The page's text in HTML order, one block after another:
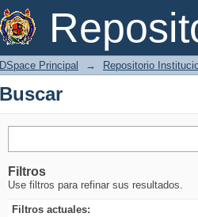
Buscar
DSpace Principal → Repositorio
Buscar
Filtros
Use filtros para refinar sus resultados.
Filtros actuales: